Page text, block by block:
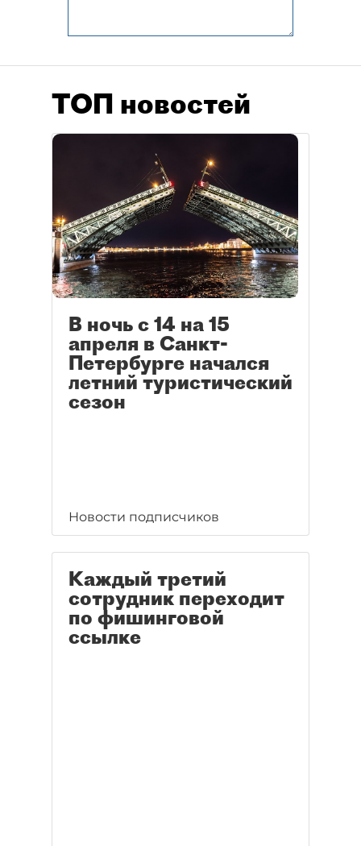
ТОП новостей
В ночь с 14 на 15
апреля в Санкт-
Петербурге начался
летний туристический
сезон
Новости подписчиков
Каждый третий
сотрудник переходит
по фишинговой
ссылке